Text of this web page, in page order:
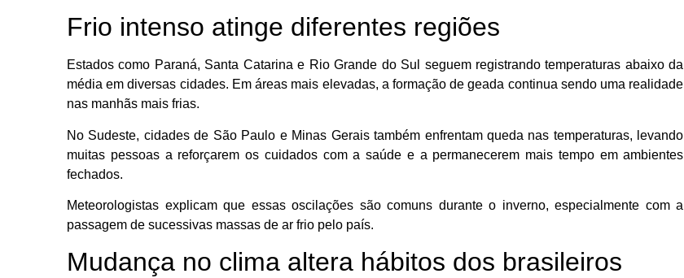
Frio intenso atinge diferentes regiões
Estados como Paraná, Santa Catarina e Rio Grande do Sul seguem registrando temperaturas abaixo da
média em diversas cidades. Em áreas mais elevadas, a formação de geada continua sendo uma realidade
nas manhãs mais frias.
No Sudeste, cidades de São Paulo e Minas Gerais também enfrentam queda nas temperaturas, levando
muitas pessoas a reforçarem os cuidados com a saúde e a permanecerem mais tempo em ambientes
fechados.
Meteorologistas explicam que essas oscilações são comuns durante o inverno, especialmente com a
passagem de sucessivas massas de ar frio pelo país.
Mudança no clima altera hábitos dos brasileiros